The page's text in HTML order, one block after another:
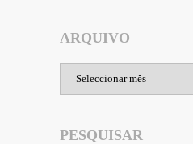
ARQUIVO
PESQUISAR